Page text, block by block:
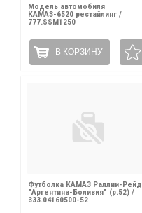
Модель автомобиля
КАМАЗ-6520 рестайлинг /
777.SSM1250
В КОРЗИНУ
Футболка КАМАЗ Раллии-Рейд
"Аргентина-Боливия" (р.52) /
333.04160500-52